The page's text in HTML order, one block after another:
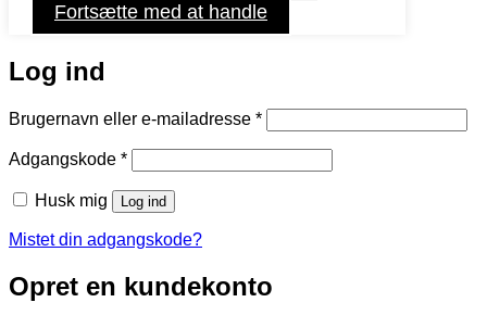
Fortsætte med at handle
Log ind
Brugernavn eller e-mailadresse *Påkrævet
Adgangskode *Påkrævet
Husk mig Log ind
Mistet din adgangskode?
Opret en kundekonto